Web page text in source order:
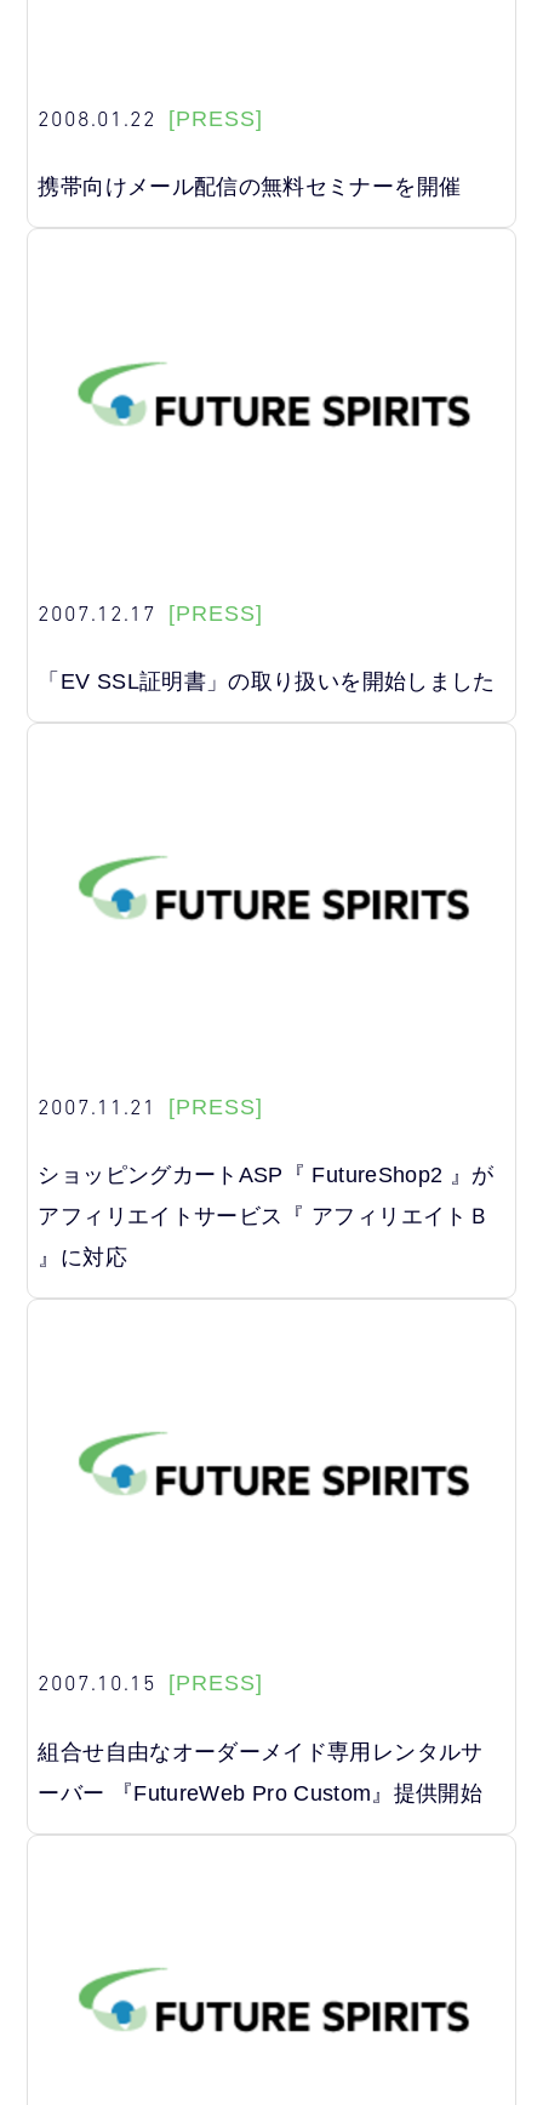
2008.01.22 [PRESS]
携帯向けメール配信の無料セミナーを開催
2007.12.17 [PRESS]
「EV SSL証明書」の取り扱いを開始しました
2007.11.21 [PRESS]
ショッピングカートASP『 FutureShop2 』が
アフィリエイトサービス『 アフィリエイトＢ
』に対応
2007.10.15 [PRESS]
組合せ自由なオーダーメイド専用レンタルサ
ーバー 『FutureWeb Pro Custom』提供開始